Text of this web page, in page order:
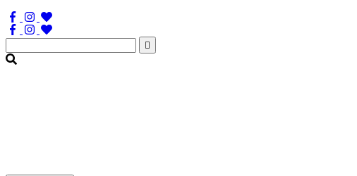
Søg
efter: